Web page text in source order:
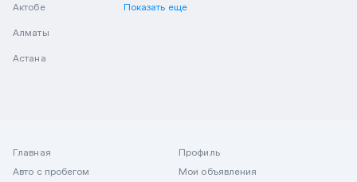
Актобе
Алматы
Астана
Показать еще
Главная
Авто с пробегом
Профиль
Мои объявления